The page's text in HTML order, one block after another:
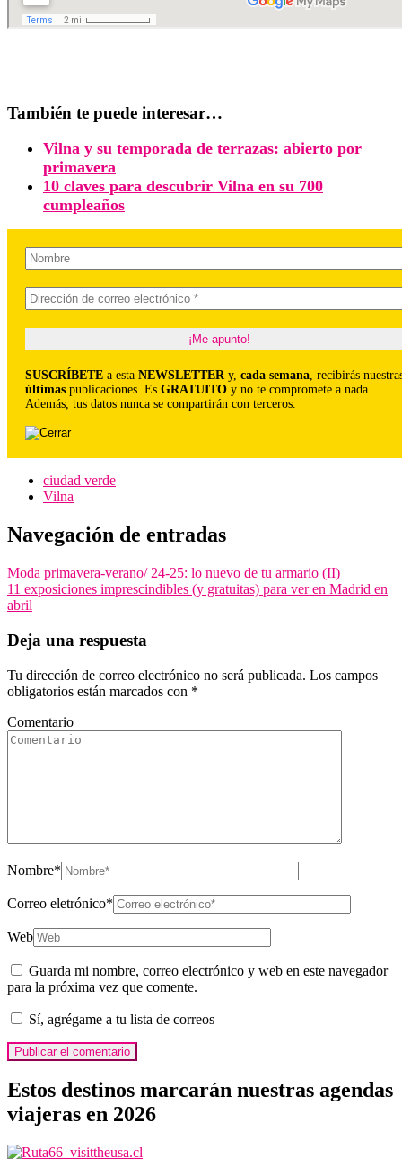
También te puede interesar…
Vilna y su temporada de terrazas: abierto por
primavera
10 claves para descubrir Vilna en su 700
cumpleaños
SUSCRÍBETE a esta NEWSLETTERy, cada semana, recibirás
últimas publicaciones. Es GRATUITO y no te compromete a nada.
Además, tus datos nunca se compartirán con terceros.
ciudad verde
Vilna
Navegación de entradas
Moda primavera-verano/ 24-25: lo nuevo de tu armario (II)
11 exposiciones imprescindibles (y gratuitas) para ver en Madrid en
abril
Deja una respuesta
Tu dirección de correo electrónico no será publicada. Los campos
obligatorios están marcados con *
Comentario
Nombre*
Correo eletrónico*
Web
Guarda mi nombre, correo electrónico y web en este navegador
para la próxima vez que comente.
Sí, agrégame a tu lista de correos
Estos destinos marcarán nuestras agendas
viajeras en 2026